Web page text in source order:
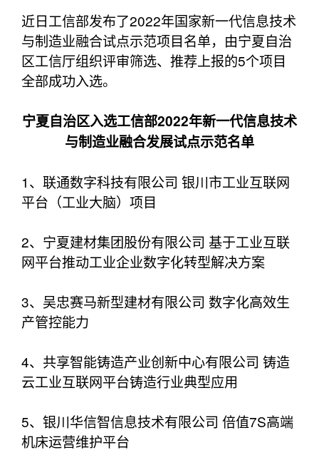
近日工信部发布了2022年国家新一代信息技术
与制造业融合试点示范项目名单，由宁夏自治
区工信厅组织评审筛选、推荐上报的5个项目
全部成功入选。
宁夏自治区入选工信部2022年新一代信息技术
与制造业融合发展试点示范名单
1、联通数字科技有限公司 银川市工业互联网
平台（工业大脑）项目
2、宁夏建材集团股份有限公司 基于工业互联
网平台推动工业企业数字化转型解决方案
3、吴忠赛马新型建材有限公司 数字化高效生
产管控能力
4、共享智能铸造产业创新中心有限公司 铸造
云工业互联网平台铸造行业典型应用
5、银川华信智信息技术有限公司 倍值7S高端
机床运营维护平台